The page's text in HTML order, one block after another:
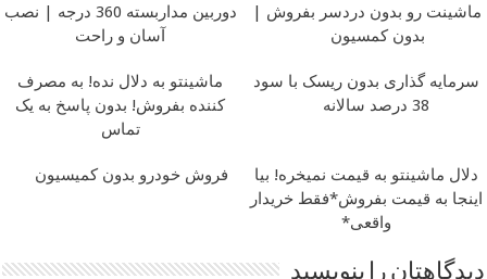
ماشینت رو بدون دردسر بفروش |
بدون کمسیون
دوربین مداربسته 360 درجه | نصب
آسان و راحت
سرمایه گذاری بدون ریسک با سود
38 درصد سالانه
ماشینتو به دلال نده! به مصرف
کننده بفروش! بدون پاسخ به یک
تماس
دلال ماشینتو به قیمت نمیخره! بیا
اینجا به قیمت بفروش*فقط خریدار
واقعی*
فروش خودرو بدون کمیسیون
دیدگاهتان را بنویسید